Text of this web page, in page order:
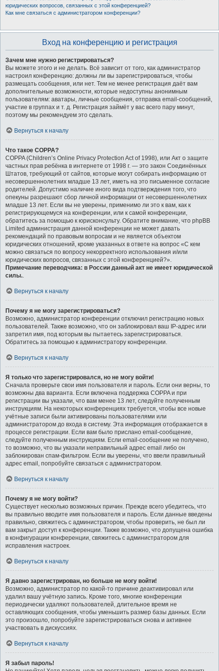
юридических вопросов, связанных с этой конференцией?
Как мне связаться с администратором конференции?
Вход на конференцию и регистрация
Зачем мне нужно регистрироваться?
Вы можете этого и не делать. Всё зависит от того, как администратор
настроил конференцию: должны ли вы зарегистрироваться, чтобы
размещать сообщения, или нет. Тем не менее регистрация даёт вам
дополнительные возможности, которые недоступны анонимным
пользователям: аватары, личные сообщения, отправка email-сообщений,
участие в группах и т. д. Регистрация займёт у вас всего пару минут,
поэтому мы рекомендуем это сделать.
Вернуться к началу
Что такое COPPA?
COPPA (Children’s Online Privacy Protection Act of 1998), или Акт о защите
частных прав ребёнка в интернете от 1998 г. — это закон Соединённых
Штатов, требующий от сайтов, которые могут собирать информацию от
несовершеннолетних младше 13 лет, иметь на это письменное согласие
родителей. Допустимо наличие иного вида подтверждения того, что
опекуны разрешают сбор личной информации от несовершеннолетних
младше 13 лет. Если вы не уверены, применимо ли это к вам, как к
регистрирующемуся на конференции, или к самой конференции,
обратитесь за помощью к юрисконсульту. Обратите внимание, что phpBB
Limited администрация данной конференции не может давать
рекомендаций по правовым вопросам и не является объектом
юридических отношений, кроме указанных в ответе на вопрос «С кем
можно связаться по вопросу некорректного использования и/или
юридических вопросов, связанных с этой конференцией?».
Примечание переводчика: в России данный акт не имеет юридической
силы..
Вернуться к началу
Почему я не могу зарегистрироваться?
Возможно, администратор конференции отключил регистрацию новых
пользователей. Также возможно, что он заблокировал ваш IP-адрес или
запретил имя, под которым вы пытаетесь зарегистрироваться.
Обратитесь за помощью к администратору конференции.
Вернуться к началу
Я только что зарегистрировался, но не могу войти!
Сначала проверьте свои имя пользователя и пароль. Если они верны, то
возможны два варианта. Если включена поддержка COPPA и при
регистрации вы указали, что вам менее 13 лет, следуйте полученным
инструкциям. На некоторых конференциях требуется, чтобы все новые
учётные записи были активированы пользователями или
администратором до входа в систему. Эта информация отображается в
процессе регистрации. Если вам было прислано email-сообщение,
следуйте полученным инструкциям. Если email-сообщение не получено,
то возможно, что вы указали неправильный адрес email либо он
заблокирован спам-фильтром. Если вы уверены, что ввели правильный
адрес email, попробуйте связаться с администратором.
Вернуться к началу
Почему я не могу войти?
Существует несколько возможных причин. Прежде всего убедитесь, что
вы правильно вводите имя пользователя и пароль. Если данные введены
правильно, свяжитесь с администратором, чтобы проверить, не был ли
вам закрыт доступ к конференции. Также возможно, что допущена ошибка
в конфигурации конференции, свяжитесь с администратором для
исправления настроек.
Вернуться к началу
Я давно зарегистрирован, но больше не могу войти!
Возможно, администратор по какой-то причине деактивировал или
удалил вашу учётную запись. Кроме того, многие конференции
периодически удаляют пользователей, длительное время не
оставляющих сообщения, чтобы уменьшить размер базы данных. Если
это произошло, попробуйте зарегистрироваться снова и активнее
участвовать в дискуссиях.
Вернуться к началу
Я забыл пароль!